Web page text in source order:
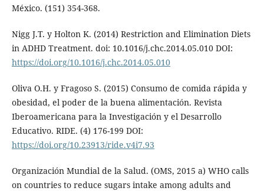
México. (151) 354-368.
Nigg J.T. y Holton K. (2014) Restriction and Elimination Diets
in ADHD Treatment. doi: 10.1016/j.chc.2014.05.010 DOI:
https://doi.org/10.1016/j.chc.2014.05.010
Oliva O.H. y Fragoso S. (2015) Consumo de comida rápida y
obesidad, el poder de la buena alimentación. Revista
Iberoamericana para la Investigación y el Desarrollo
Educativo. RIDE. (4) 176-199 DOI:
https://doi.org/10.23913/ride.v4i7.93
Organización Mundial de la Salud. (OMS, 2015 a) WHO calls
on countries to reduce sugars intake among adults and